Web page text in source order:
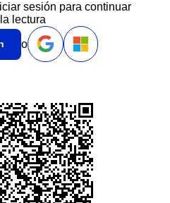
sesión para continuar
lectura
o